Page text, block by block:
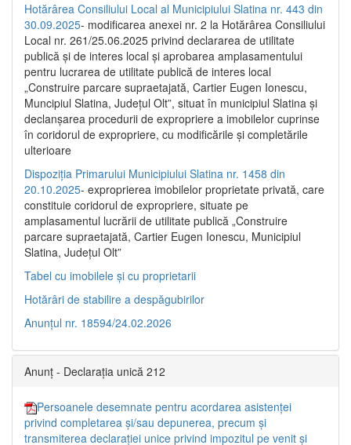
Hotărârea Consiliului Local al Municipiului Slatina nr. 443 din
30.09.2025- modificarea anexei nr. 2 la Hotărârea Consiliului
Local nr. 261/25.06.2025 privind declararea de utilitate
publică şi de interes local şi aprobarea amplasamentului
pentru lucrarea de utilitate publică de interes local
„Construire parcare supraetajată, Cartier Eugen Ionescu,
Muncipiul Slatina, Judeţul Olt”, situat în municipiul Slatina şi
declanşarea procedurii de expropriere a imobilelor cuprinse
în coridorul de expropriere, cu modificările şi completările
ulterioare
Dispoziția Primarului Municipiului Slatina nr. 1458 din
20.10.2025- exproprierea imobilelor proprietate privată, care
constituie coridorul de expropriere, situate pe
amplasamentul lucrării de utilitate publică „Construire
parcare supraetajată, Cartier Eugen Ionescu, Municipiul
Slatina, Județul Olt”
Tabel cu imobilele și cu proprietarii
Hotărâri de stabilire a despăgubirilor
Anunțul nr. 18594/24.02.2026
Anunț - Declarația unică 212
Persoanele desemnate pentru acordarea asistenței
privind completarea și/sau depunerea, precum și
transmiterea declarației unice privind impozitul pe venit și